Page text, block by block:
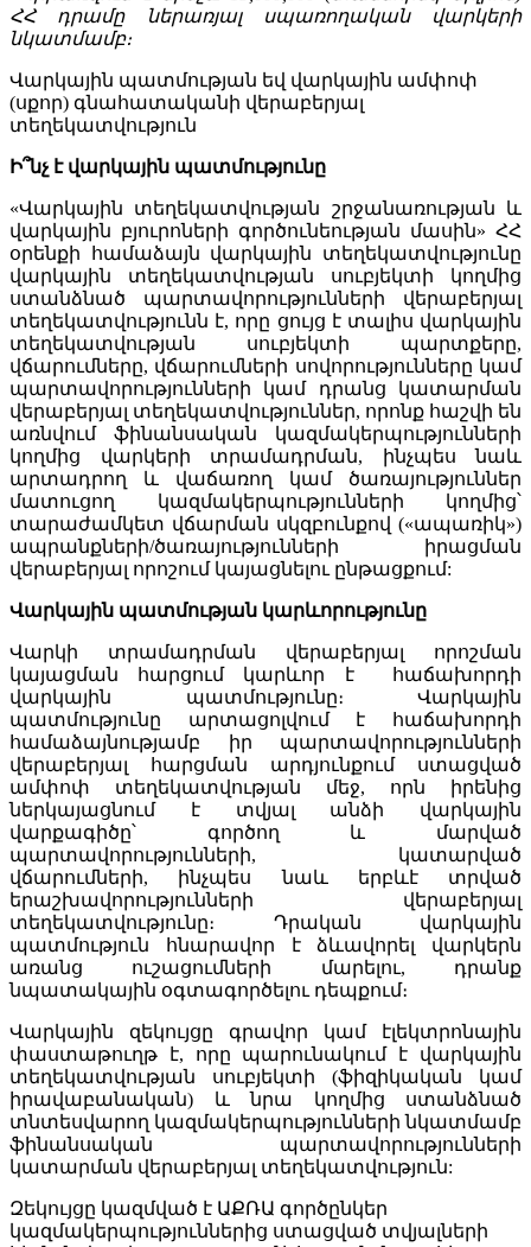
ՀՀ դրամը ներառյալ սպառողական վարկերի
նկատմամբ։
Վարկային պատմության եվ վարկային ամփոփ
(սքոր) գնահատականի վերաբերյալ
տեղեկատվություն
Ի՞նչ է վարկային պատմությունը
«Վարկային տեղեկատվության շրջանառության և
վարկային բյուրոների գործունեության մասին» ՀՀ
օրենքի համաձայն վարկային տեղեկատվությունը
վարկային տեղեկատվության սուբյեկտի կողմից
ստանձնած պարտավորությունների վերաբերյալ
տեղեկատվությունն է, որը ցույց է տալիս վարկային
տեղեկատվության սուբյեկտի պարտքերը,
վճարումները, վճարումների սովորությունները կամ
պարտավորությունների կամ դրանց կատարման
վերաբերյալ տեղեկատվություններ, որոնք հաշվի են
առնվում ֆինանսական կազմակերպությունների
կողմից վարկերի տրամադրման, ինչպես նաև
արտադրող և վաճառող կամ ծառայություններ
մատուցող կազմակերպությունների կողմից՝
տարաժամկետ վճարման սկզբունքով («ապառիկ»)
ապրանքների/ծառայությունների իրացման
վերաբերյալ որոշում կայացնելու ընթացքում:
Վարկային պատմության կարևորությունը
Վարկի տրամադրման վերաբերյալ որոշման
կայացման հարցում կարևոր է հաճախորդի
վարկային պատմությունը։ Վարկային
պատմությունը արտացոլվում է հաճախորդի
համաձայնությամբ իր պարտավորությունների
վերաբերյալ հարցման արդյունքում ստացված
ամփոփ տեղեկատվության մեջ, որն իրենից
ներկայացնում է տվյալ անձի վարկային
վարքագիծը՝ գործող և մարված
պարտավորությունների, կատարված
վճարումների, ինչպես նաև երբևէ տրված
երաշխավորությունների վերաբերյալ
տեղեկատվությունը։ Դրական վարկային
պատմություն հնարավոր է ձևավորել վարկերն
առանց ուշացումների մարելու, դրանք
նպատակային օգտագործելու դեպքում։
Վարկային զեկույցը գրավոր կամ էլեկտրոնային
փաստաթուղթ է, որը պարունակում է վարկային
տեղեկատվության սուբյեկտի (ֆիզիկական կամ
իրավաբանական) և նրա կողմից ստանձնած
տնտեսվարող կազմակերպությունների նկատմամբ
ֆինանսական պարտավորությունների
կատարման վերաբերյալ տեղեկատվություն:
Զեկույցը կազմված է ԱՔՌԱ գործընկեր
կազմակերպություններից ստացված տվյալների